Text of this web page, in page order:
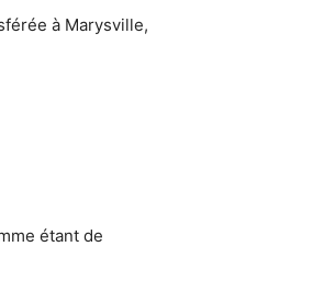
à Marysville,
étant de